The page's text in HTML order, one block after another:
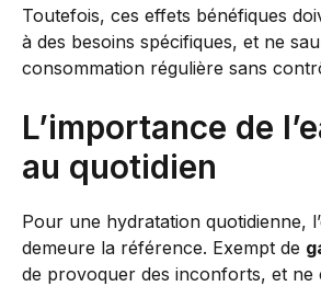
Toutefois, ces effets bénéfiques
à des besoins spécifiques, et ne
consommation régulière sans
L’importance de
au quotidien
Pour une hydratation quotidienne,
demeure la référence. Exempt de
de provoquer des inconforts, et ne